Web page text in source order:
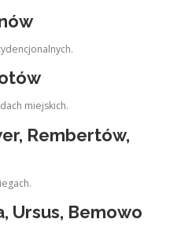
miejskich.
Rembertów,
Ursus, Bemowo